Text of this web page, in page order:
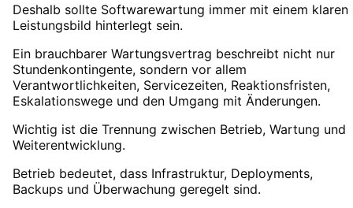
Deshalb sollte Softwarewartung immer mit einem klaren
Leistungsbild hinterlegt sein.
Ein brauchbarer Wartungsvertrag beschreibt nicht nur
Stundenkontingente, sondern vor allem
Verantwortlichkeiten, Servicezeiten, Reaktionsfristen,
Eskalationswege und den Umgang mit Änderungen.
Wichtig ist die Trennung zwischen Betrieb, Wartung und
Weiterentwicklung.
Betrieb bedeutet, dass Infrastruktur, Deployments,
Backups und Überwachung geregelt sind.